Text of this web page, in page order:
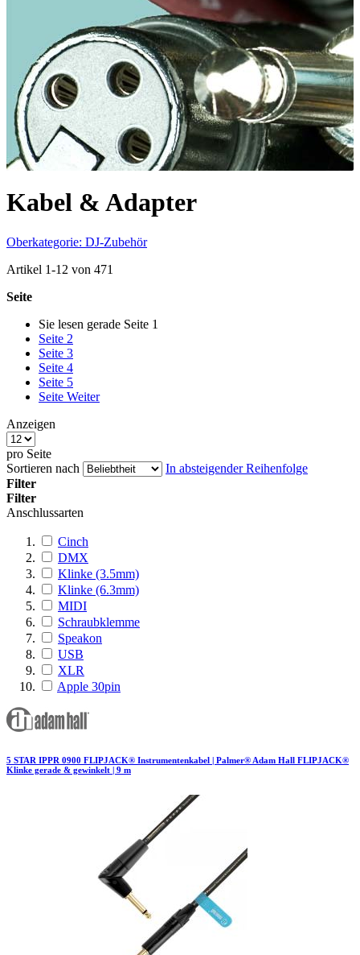
Kabel & Adapter
Oberkategorie: DJ-Zubehör
Artikel 1-12 von 471
Seite
Sie lesen gerade Seite 1
Seite 2
Seite 3
Seite 4
Seite 5
Seite Weiter
Anzeigen
pro Seite
Sortieren nach
In absteigender Reihenfolge
Filter
Filter
Anschlussarten
Cinch
DMX
Klinke (3.5mm)
Klinke (6.3mm)
MIDI
Schraubklemme
Speakon
USB
XLR
Apple 30pin
5 STAR IPPR 0900 FLIPJACK® Instrumentenkabel | Palmer® Adam Hall FLIPJACK®
Klinke gerade & gewinkelt | 9 m